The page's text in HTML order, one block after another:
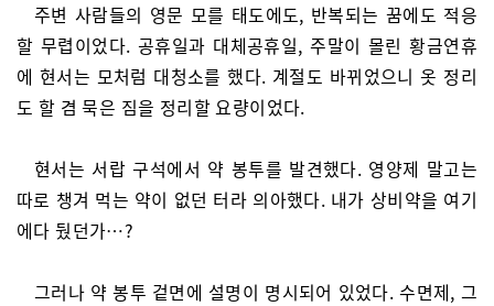
주변 사람들의 영문 모를 태도에도, 반복되는 꿈에도 적응
할 무렵이었다. 공휴일과 대체공휴일, 주말이 몰린 황금연휴
에 현서는 모처럼 대청소를 했다. 계절도 바뀌었으니 옷 정리
도 할 겸 묵은 짐을 정리할 요량이었다.
현서는 서랍 구석에서 약 봉투를 발견했다. 영양제 말고는
따로 챙겨 먹는 약이 없던 터라 의아했다. 내가 상비약을 여기
에다 뒀던가…?
그러나 약 봉투 겉면에 설명이 명시되어 있었다. 수면제, 그